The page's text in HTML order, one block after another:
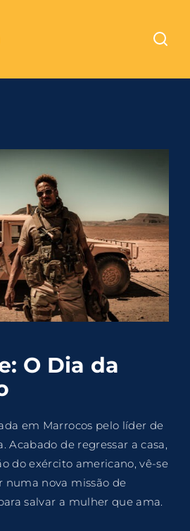
O Dia da
em Marrocos pelo líder de
Acabado de regressar a casa,
do exército americano, vê-se
numa nova missão de
salvar a mulher que ama.
– Onde O Cinema Acontece
SIGN IN
agree toour terms and